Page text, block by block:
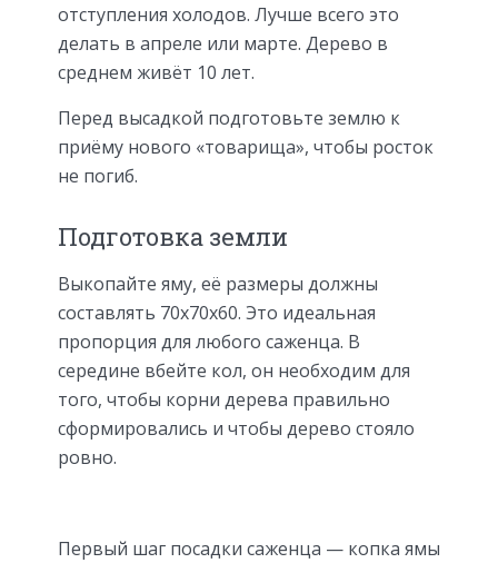
отступления холодов. Лучше всего это
делать в апреле или марте. Дерево в
среднем живёт 10 лет.
Перед высадкой подготовьте землю к
приёму нового «товарища», чтобы росток
не погиб.
Подготовка земли
Выкопайте яму, её размеры должны
составлять 70х70х60. Это идеальная
пропорция для любого саженца. В
середине вбейте кол, он необходим для
того, чтобы корни дерева правильно
сформировались и чтобы дерево стояло
ровно.
Первый шаг посадки саженца — копка ямы